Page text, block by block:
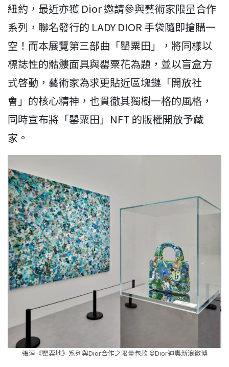
紐約，最近亦獲 Dior 邀請參與藝術家限量合作
系列，聯名發行的 LADY DIOR 手袋隨即搶購一
空！而本展覽第三部曲「罌粟田」，將同樣以
標誌性的骷髏面具與罌粟花為題，並以盲盒方
式啓動，藝術家為求更貼近區塊鏈「開放社
會」的核心精神，也貫徹其獨樹一格的風格，
同時宣布將「罌粟田」NFT 的版權開放予藏
家。
張洹《罌粟地》系列與Dior合作之限量包款 ©Dior迪奧新浪微博